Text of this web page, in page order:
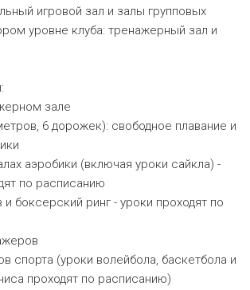
игровой зал и залы групповых
уровне клуба: тренажерный зал и
зале
6 дорожек): свободное плавание и
аэробики (включая уроки сайкла) -
по расписанию
боксерский ринг - уроки проходят по
спорта (уроки волейбола, баскетбола и
проходят по расписанию)